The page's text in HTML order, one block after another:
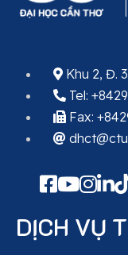
Khu 2, Đ.
Tel:
Fax:
DỊCH VỤ